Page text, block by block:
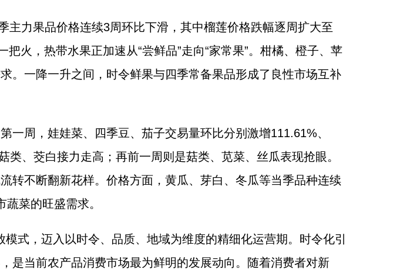
力果品价格连续3周环比下滑，其中榴莲价格跌幅逐周扩大至
火，热带水果正加速从“尝鲜品”走向“家常果”。柑橘、橙子、苹
。一降一升之间，时令鲜果与四季常备果品形成了良性市场互补
一周，娃娃菜、四季豆、茄子交易量环比分别激增111.61%、
、茭白接力走高；再前一周则是菇类、苋菜、丝瓜表现抢眼。
转不断翻新花样。价格方面，黄瓜、芽白、冬瓜等当季品种连续
菜的旺盛需求。
式，迈入以时令、品质、地域为维度的精细化运营期。时令化引
是当前农产品消费市场最为鲜明的发展动向。随着消费者对新